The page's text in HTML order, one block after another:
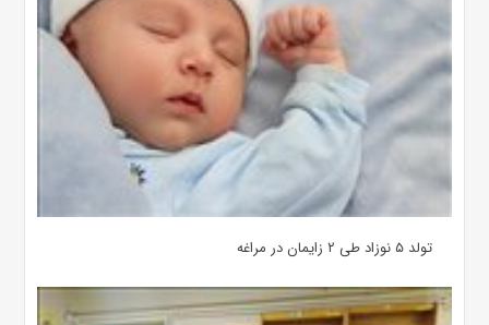
تولد ۵ نوزاد طی ۲ زایمان در مراغه